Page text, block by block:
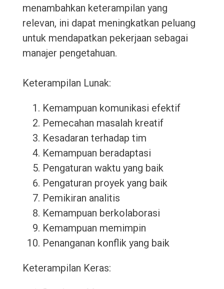
menambahkan keterampilan yang
relevan, ini dapat meningkatkan peluang
untuk mendapatkan pekerjaan sebagai
manajer pengetahuan.
Keterampilan Lunak:
Kemampuan komunikasi efektif
Pemecahan masalah kreatif
Kesadaran terhadap tim
Kemampuan beradaptasi
Pengaturan waktu yang baik
Pengaturan proyek yang baik
Pemikiran analitis
Kemampuan berkolaborasi
Kemampuan memimpin
Penanganan konflik yang baik
Keterampilan Keras: